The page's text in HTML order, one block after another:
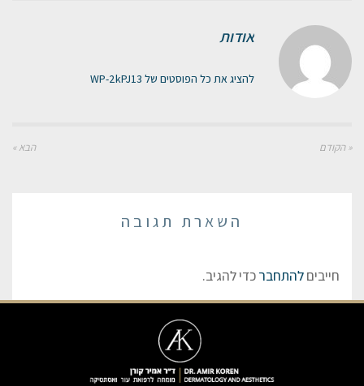
אודות
להציג את כל הפוסטים של WP-2kPJ13
« הקודם הבא »
השארת תגובה
חייביםלהתחברכדי להגיב.